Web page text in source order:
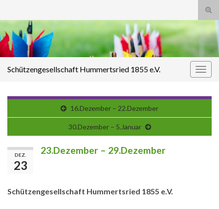
Search for:
Schützengesellschaft Hummertsried 1855 e.V.
16.Dezember – 22.Dezember
30.Dezember – 5.Januar
DEZ.
23
23.Dezember – 29.Dezember
Schützengesellschaft Hummertsried 1855 e.V.